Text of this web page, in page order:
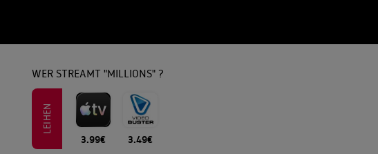
WER STREAMT "MILLIONS" ?
LEIHEN
3.99€ 3.49€